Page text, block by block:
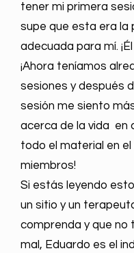
tener mi primera
supe que esta era la
adecuada para mí.
¡Ahora teníamos
sesiones y después
sesión me siento
acerca de la vida en
todo el material en el
miembros!
Si estás leyendo
un sitio y un
comprenda y que no
mal, Eduardo es el